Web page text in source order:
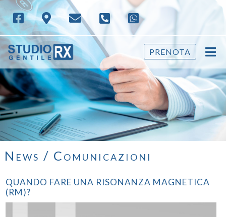
PRENOTA
News / Comunicazioni
QUANDO FARE UNA RISONANZA MAGNETICA
(RM)?